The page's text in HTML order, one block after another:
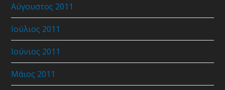
Αύγουστος 2011
Ιούλιος 2011
Ιούνιος 2011
Μάιος 2011